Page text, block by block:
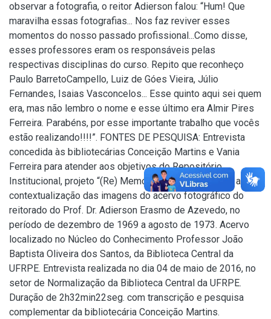
observar a fotografia, o reitor Adierson falou: “Hum! Que
maravilha essas fotografias... Nos faz reviver esses
momentos do nosso passado profissional...Como disse,
esses professores eram os responsáveis pelas
respectivas disciplinas do curso. Repito que reconheço
Paulo BarretoCampello, Luiz de Góes Vieira, Júlio
Fernandes, Isaias Vasconcelos... Esse quinto aqui sei quem
era, mas não lembro o nome e esse último era Almir Pires
Ferreira. Parabéns, por esse importante trabalho que vocês
estão realizando!!!!”. FONTES DE PESQUISA: Entrevista
concedida às bibliotecárias Conceição Martins e Vania
Ferreira para atender aos objetivos do Repositório
Institucional, projeto “(Re) Memórias da UFRPE”, para a
contextualização das imagens do acervo fotográfico do
reitorado do Prof. Dr. Adierson Erasmo de Azevedo, no
período de dezembro de 1969 a agosto de 1973. Acervo
localizado no Núcleo do Conhecimento Professor João
Baptista Oliveira dos Santos, da Biblioteca Central da
UFRPE. Entrevista realizada no dia 04 de maio de 2016, no
setor de Normalização da Biblioteca Central da UFRPE.
Duração de 2h32min22seg. com transcrição e pesquisa
complementar da bibliotecária Conceição Martins.